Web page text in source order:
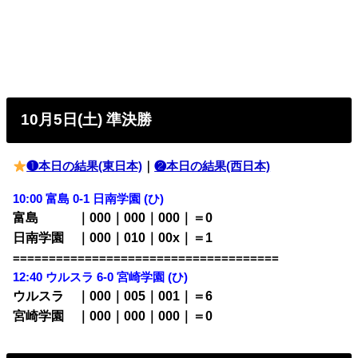
10月5日(土) 準決勝
❶本日の結果(東日本) ｜❷本日の結果(西日本)
10:00 富島 0-1 日南学園 (ひ)
富島 ｜000｜000｜000｜＝0
日南学園 ｜000｜010｜00x｜＝1
=====================================
12:40 ウルスラ 6-0 宮崎学園 (ひ)
ウルスラ ｜000｜005｜001｜＝6
宮崎学園 ｜000｜000｜000｜＝0